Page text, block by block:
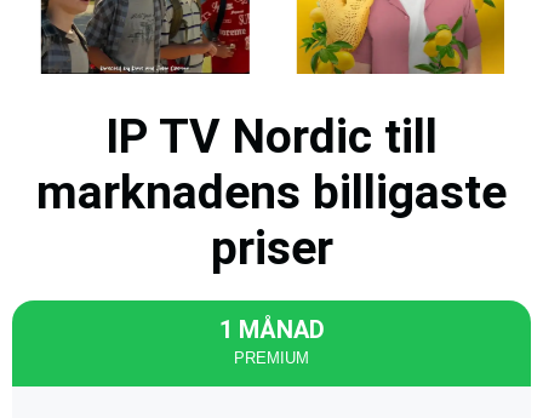
IP TV Nordic till
marknadens billigaste
priser
1 MÅNAD
PREMIUM